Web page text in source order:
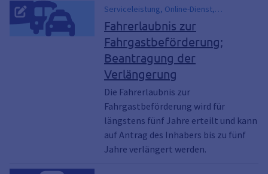
Serviceleistung, Online-Dienst,
Fahrgastbeförderungsschein, FzF,
Personenbeförderung,
Personenbeförderungsschein, P-Schein
Fahrerlaubnis zur
Fahrgastbeförderung;
Beantragung der
Verlängerung
Die Fahrerlaubnis zur
Fahrgastbeförderung wird für
längstens fünf Jahre erteilt und kann
auf Antrag des Inhabers bis zu fünf
Jahre verlängert werden.